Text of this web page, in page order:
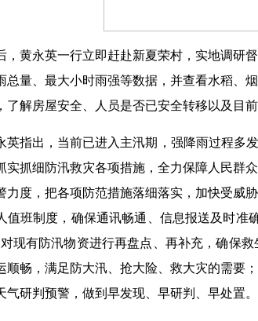
，黄永英一行立即赶赴新夏荣村，实地调研
总量、最大小时雨强等数据，并查看水稻、
了解房屋安全、人员是否已安全转移以及目前
英指出，当前已进入主汛期，强降雨过程多
实抓细防汛救灾各项措施，全力保障人民群
力度，把各项防范措施落细落实，加快受威
值班制度，确保通讯畅通、信息报送及时准
现有防汛物资进行再盘点、再补充，确保
顺畅，满足防大汛、抢大险、救大灾的需要
气研判预警，做到早发现、早研判、早处置。